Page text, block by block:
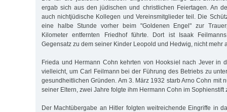
ergab sich aus den jüdischen und christlichen Feiertagen. An
auch nichtjüdische Kollegen und Vereinsmitglieder teil. Die
eine halbe Stunde vorher beim "Goldenen Engel" zur
Kilometer entfernten Friedhof führte. Dort ist Isaak
Gegensatz zu dem seiner Kinder Leopold und Hedwig, nicht mehr
Frieda und Hermann Cohn kehrten von Hooksiel nach Jever in
vielleicht, um Carl Feilmann bei der Führung des Betriebs zu
gesundheitlichen Gründen. Am 3. März 1932 starb Arno Cohn mit
seiner Eltern, zwei Jahre folgte ihm Hermann Cohn im Sophienstift
Der Machtübergabe an Hitler folgten weitreichende Eingriffe in